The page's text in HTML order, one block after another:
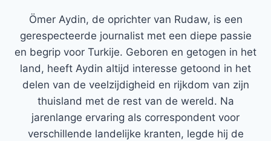
Ömer Aydin, de oprichter van Rudaw, is een
gerespecteerde journalist met een diepe passie
en begrip voor Turkije. Geboren en getogen in het
land, heeft Aydin altijd interesse getoond in het
delen van de veelzijdigheid en rijkdom van zijn
thuisland met de rest van de wereld. Na
jarenlange ervaring als correspondent voor
verschillende landelijke kranten, legde hij de